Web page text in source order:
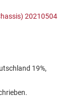
20210504
19%,